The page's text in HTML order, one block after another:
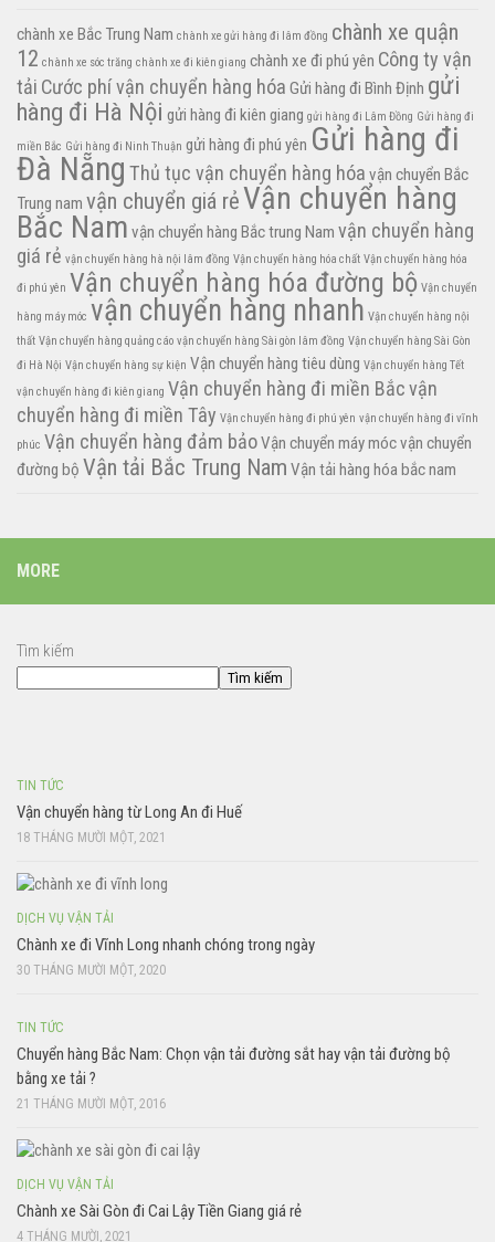
chành xe Bắc Trung Nam chành xe gửi hàng đi lâm đồng chành xe quận
12 chành xe sóc trăng chành xe đi kiên giang chành xe đi phú yên Công ty vận
tải Cước phí vận chuyển hàng hóa Gửi hàng đi Bình Định gửi
hàng đi Hà Nội gửi hàng đi kiên giang gửi hàng đi Lâm Đồng Gửi hàng đi
miền Bắc Gửi hàng đi Ninh Thuận gửi hàng đi phú yên Gửi hàng đi
Đà Nẵng Thủ tục vận chuyển hàng hóa vận chuyển Bắc
Trung nam vận chuyển giá rẻVận chuyển hàng
Bắc Nam vận chuyển hàng Bắc trung Nam vận chuyển hàng
giá rẻ vận chuyển hàng hà nội lâm đồng Vận chuyển hàng hóa chất Vận chuyển hàng hóa
đi phú yên Vận chuyển hàng hóa đường bộ Vận chuyển
hàng máy móc vận chuyển hàng nhanh Vận chuyển hàng nội
thất Vận chuyển hàng quảng cáo vận chuyển hàng Sài gòn lâm đồng Vận chuyển hàng Sài Gòn
đi Hà Nội Vận chuyển hàng sự kiện Vận chuyển hàng tiêu dùng Vận chuyển hàng Tết
vận chuyển hàng đi kiên giang Vận chuyển hàng đi miền Bắcvận
chuyển hàng đi miền Tây Vận chuyển hàng đi phú yên vận chuyển hàng đi vĩnh
phúc Vận chuyển hàng đảm bảoVận chuyển máy mócvận chuyển
đường bộ Vận tải Bắc Trung Nam Vận tải hàng hóa bắc nam
MORE
Tìm kiếm
Tìm kiếm
TIN TỨC
Vận chuyển hàng từ Long An đi Huế
18 THÁNG MƯỜI MỘT, 2021
DỊCH VỤ VẬN TẢI
Chành xe đi Vĩnh Long nhanh chóng trong ngày
30 THÁNG MƯỜI MỘT, 2020
TIN TỨC
Chuyển hàng Bắc Nam: Chọn vận tải đường sắt hay vận tải đường bộ
bằng xe tải ?
21 THÁNG MƯỜI MỘT, 2016
DỊCH VỤ VẬN TẢI
Chành xe Sài Gòn đi Cai Lậy Tiền Giang giá rẻ
4 THÁNG MƯỜI, 2021